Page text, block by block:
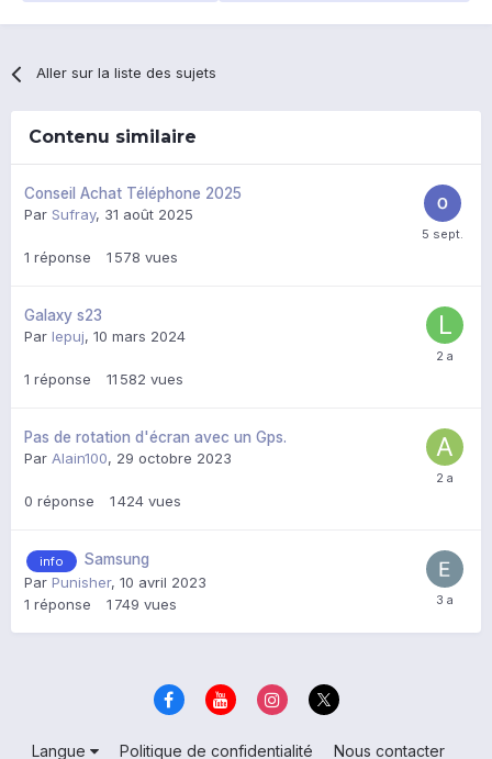
Aller sur la liste des sujets
Contenu similaire
Conseil Achat Téléphone 2025
Par Sufray, 31 août 2025
1 réponse 1 578 vues
Galaxy s23
Par lepuj, 10 mars 2024
1 réponse 11 582 vues
Pas de rotation d'écran avec un Gps.
Par Alain100, 29 octobre 2023
0 réponse 1 424 vues
info
Samsung
Par Punisher, 10 avril 2023
1 réponse 1 749 vues
Langue Politique de confidentialité Nous contacter